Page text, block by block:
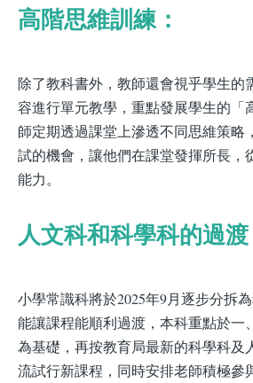
高階思維訓練：
除了教科書外，教師還會視乎學生的
容進行單元教學，重點發展學生的「
師定期透過課堂上滲透不同思維策略
試的機會，讓他們在課堂發揮所長，
能力。
人文科和科學科的過渡
小學常識科將於2025年9月逐步分拆
能讓課程能順利過渡，本科重點於一
為基礎，再按教育局最新的科學科及
流試行新課程，同時安排老師積極參